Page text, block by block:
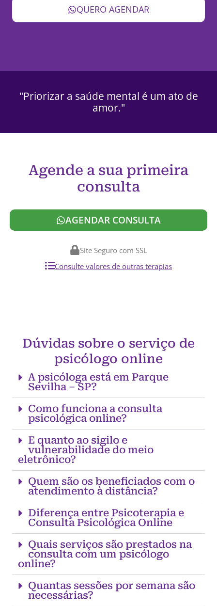
QUERO AGENDAR
"Priorizar a saúde mental é um ato de
amor."
Agende a sua primeira
consulta
AGENDAR CONSULTA
Site Seguro com SSL
Consulte valores de outras terapias
Dúvidas sobre o serviço de
psicólogo online
A psicóloga está em Parque
Sevilha – SP?
Como funciona a consulta
psicológica online?
E quanto ao sigilo e
vulnerabilidade do meio
eletrônico?
Quem são os beneficiados com o
atendimento à distância?
Diferença entre Psicoterapia e
Consulta Psicológica Online
Quais serviços são prestados na
consulta com um psicólogo
online?
Quantas sessões por semana são
necessárias?